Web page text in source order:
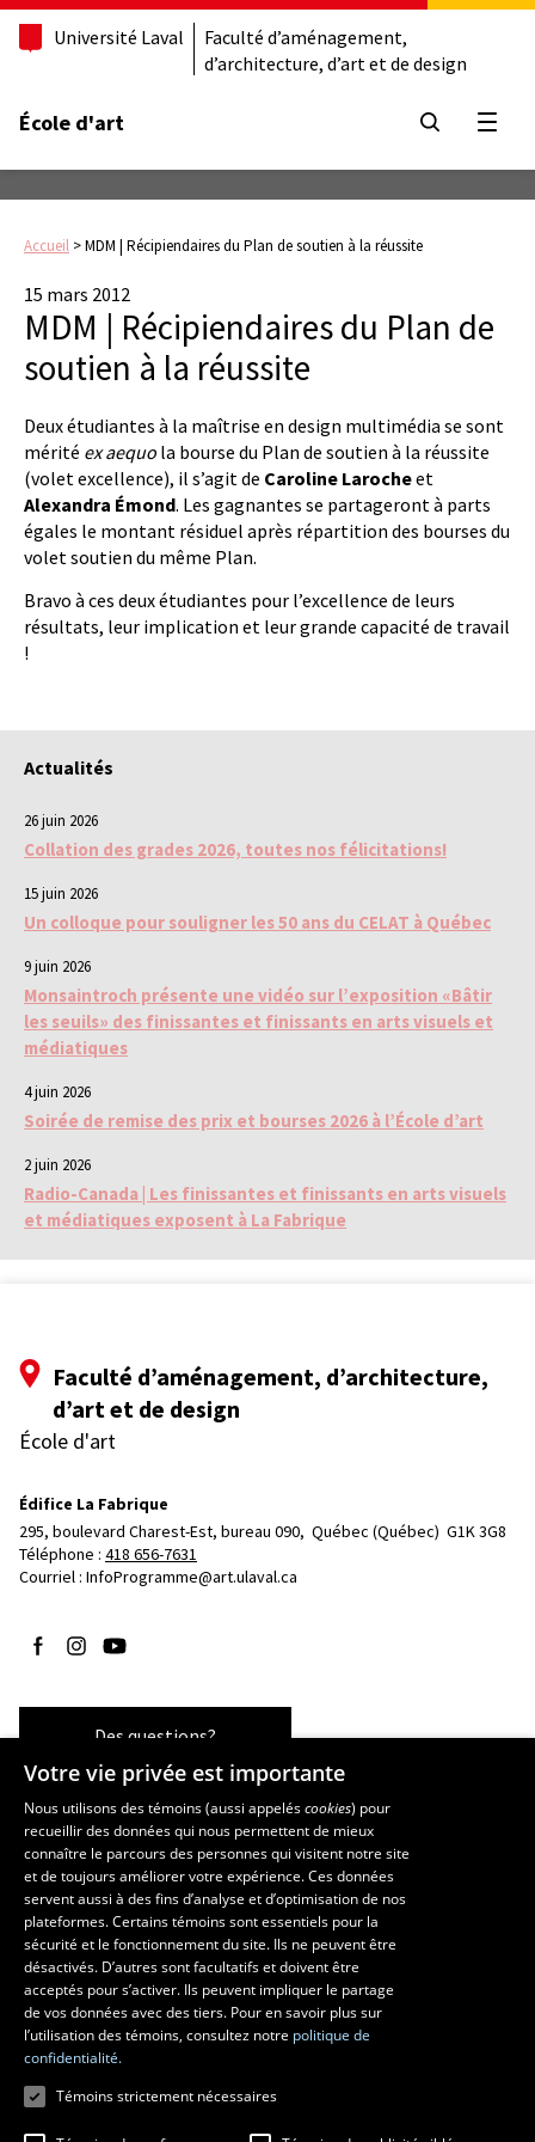
Université Laval
Faculté d’aménagement,
d’architecture, d’art et de design
École d'art
Accueil >MDM | Récipiendaires du Plan de soutien à la réussite
15 mars 2012
MDM | Récipiendaires du Plan de
soutien à la réussite
Deux étudiantes à la maîtrise en design multimédia se sont
mérité ex aequo la bourse du Plan de soutien à la réussite
(volet excellence), il s’agit de Caroline Larocheet
Alexandra Émond. Les gagnantes se partageront à parts
égales le montant résiduel après répartition des bourses du
volet soutien du même Plan.
Bravo à ces deux étudiantes pour l’excellence de leurs
résultats, leur implication et leur grande capacité de travail
!
Actualités
26 juin 2026
Collation des grades 2026, toutes nos félicitations!
15 juin 2026
Un colloque pour souligner les 50 ans du CELAT à Québec
9 juin 2026
Monsaintroch présente une vidéo sur l’exposition «Bâtir
les seuils» des finissantes et finissants en arts visuels et
médiatiques
4 juin 2026
Soirée de remise des prix et bourses 2026 à l’École d’art
2 juin 2026
Radio-Canada | Les finissantes et finissants en arts visuels
et médiatiques exposent à La Fabrique
Faculté d’aménagement, d’architecture,
d’art et de design
École d'art
Édifice La Fabrique
295, boulevard Charest-Est, bureau 090, Québec (Québec)  G1K 3G8
Téléphone : 418 656-7631
Courriel : InfoProgramme@art.ulaval.ca
Suivez-nous sur Facebook
Suivez-nous sur Instagram
Suivez-nous sur YouTube
Des questions?
Les écoles et la recherche
École supérieure d’aménagement du territoire et de développement
régional
École d’architecture
École de design
Centre de recherche en aménagement et développement
Votre vie privée est importante
Nous utilisons des témoins (aussi appeléscookies) pour
recueillir des données qui nous permettent de mieux
connaître le parcours des personnes qui visitent notre site
et de toujours améliorer votre expérience. Ces données
servent aussi à des fins d’analyse et d’optimisation de nos
plateformes. Certains témoins sont essentiels pour la
sécurité et le fonctionnement du site. Ils ne peuvent être
désactivés. D’autres sont facultatifs et doivent être
acceptés pour s’activer. Ils peuvent impliquer le partage
de vos données avec des tiers. Pour en savoir plus sur
l’utilisation des témoins, consultez notre politique de
confidentialité.
Témoins strictement nécessaires